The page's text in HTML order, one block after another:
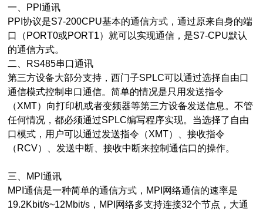
一、PPI通讯
PPI协议是S7-200CPU基本的通信方式，通过原来自身的端
口（PORT0或PORT1）就可以实现通信，是S7-CPU默认
的通信方式。
二、RS485串口通讯
第三方设备大部分支持，西门子SPLC可以通过选择自由口
通信模式控制串口通信。简单的情况是只用发送指令
（XMT）向打印机或者变频器等第三方设备发送信息。不管
任何情况，都必须通过SPLC编写程序实现。当选择了自由
口模式，用户可以通过发送指令（XMT）、接收指令
（RCV）、发送中断、接收中断来控制通信口的操作。
三、MPI通讯
MPI通信是一种简单的通信方式，MPI网络通信的速率是
19.2Kbit/s~12Mbit/s，MPI网络多支持连接32个节点，大通